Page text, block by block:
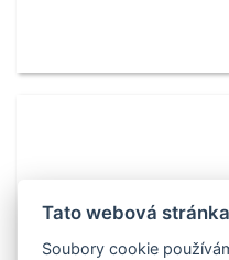
Tato webová
Soubory cookie